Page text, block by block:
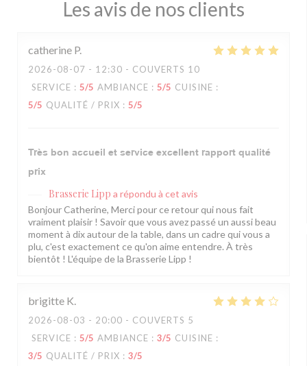
Les avis de nos clients
catherine P
2026-08-07 - 12:30 - COUVERTS 10
SERVICE : 5/5 AMBIANCE : 5/5 CUISINE :
5/5 QUALITÉ / PRIX : 5/5
Très bon accueil et service excellent rapport qualité
prix
Brasserie Lipp a répondu à cet avis
Bonjour Catherine, Merci pour ce retour qui nous fait
vraiment plaisir ! Savoir que vous avez passé un aussi beau
moment à dix autour de la table, dans un cadre qui vous a
plu, c'est exactement ce qu'on aime entendre. À très
bientôt ! L'équipe de la Brasserie Lipp !
brigitte K
2026-08-03 - 20:00 - COUVERTS 5
SERVICE : 5/5 AMBIANCE : 3/5 CUISINE :
3/5 QUALITÉ / PRIX : 3/5